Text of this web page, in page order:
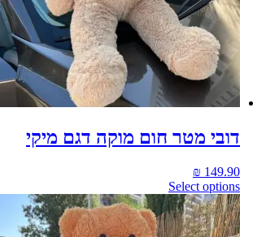
דובי מטר חום מוקה דגם מיקי
₪ 149.90
Select options